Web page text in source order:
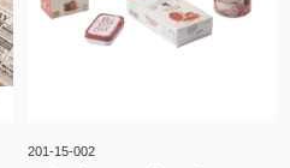
201-15-002